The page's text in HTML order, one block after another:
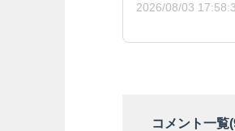
2026/08/03
コメント一覧(